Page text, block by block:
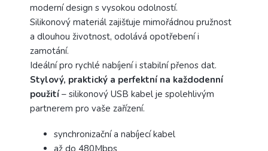
moderní design s vysokou odolností.
Silikonový materiál zajišťuje mimořádnou pružnost
a dlouhou životnost, odolává opotřebení i
zamotání.
Ideální pro rychlé nabíjení i stabilní přenos dat.
Stylový, praktický a perfektní na každodenní
použití – silikonový USB kabel je spolehlivým
partnerem pro vaše zařízení.
synchronizační a nabíjecí kabel
až do 480Mbps